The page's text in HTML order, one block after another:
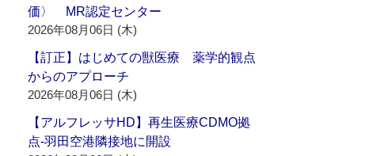
価〉 MR認定センター
2026年08月06日 (木)
【訂正】はじめての獣医療 薬学的観点
からのアプローチ
2026年08月06日 (木)
【アルフレッサHD】再生医療CDMO拠
点‐羽田空港隣接地に開設